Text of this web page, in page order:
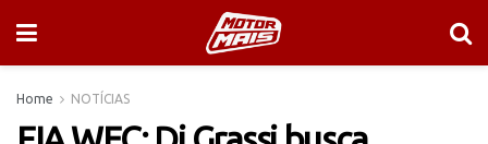
Home NOTÍCIAS